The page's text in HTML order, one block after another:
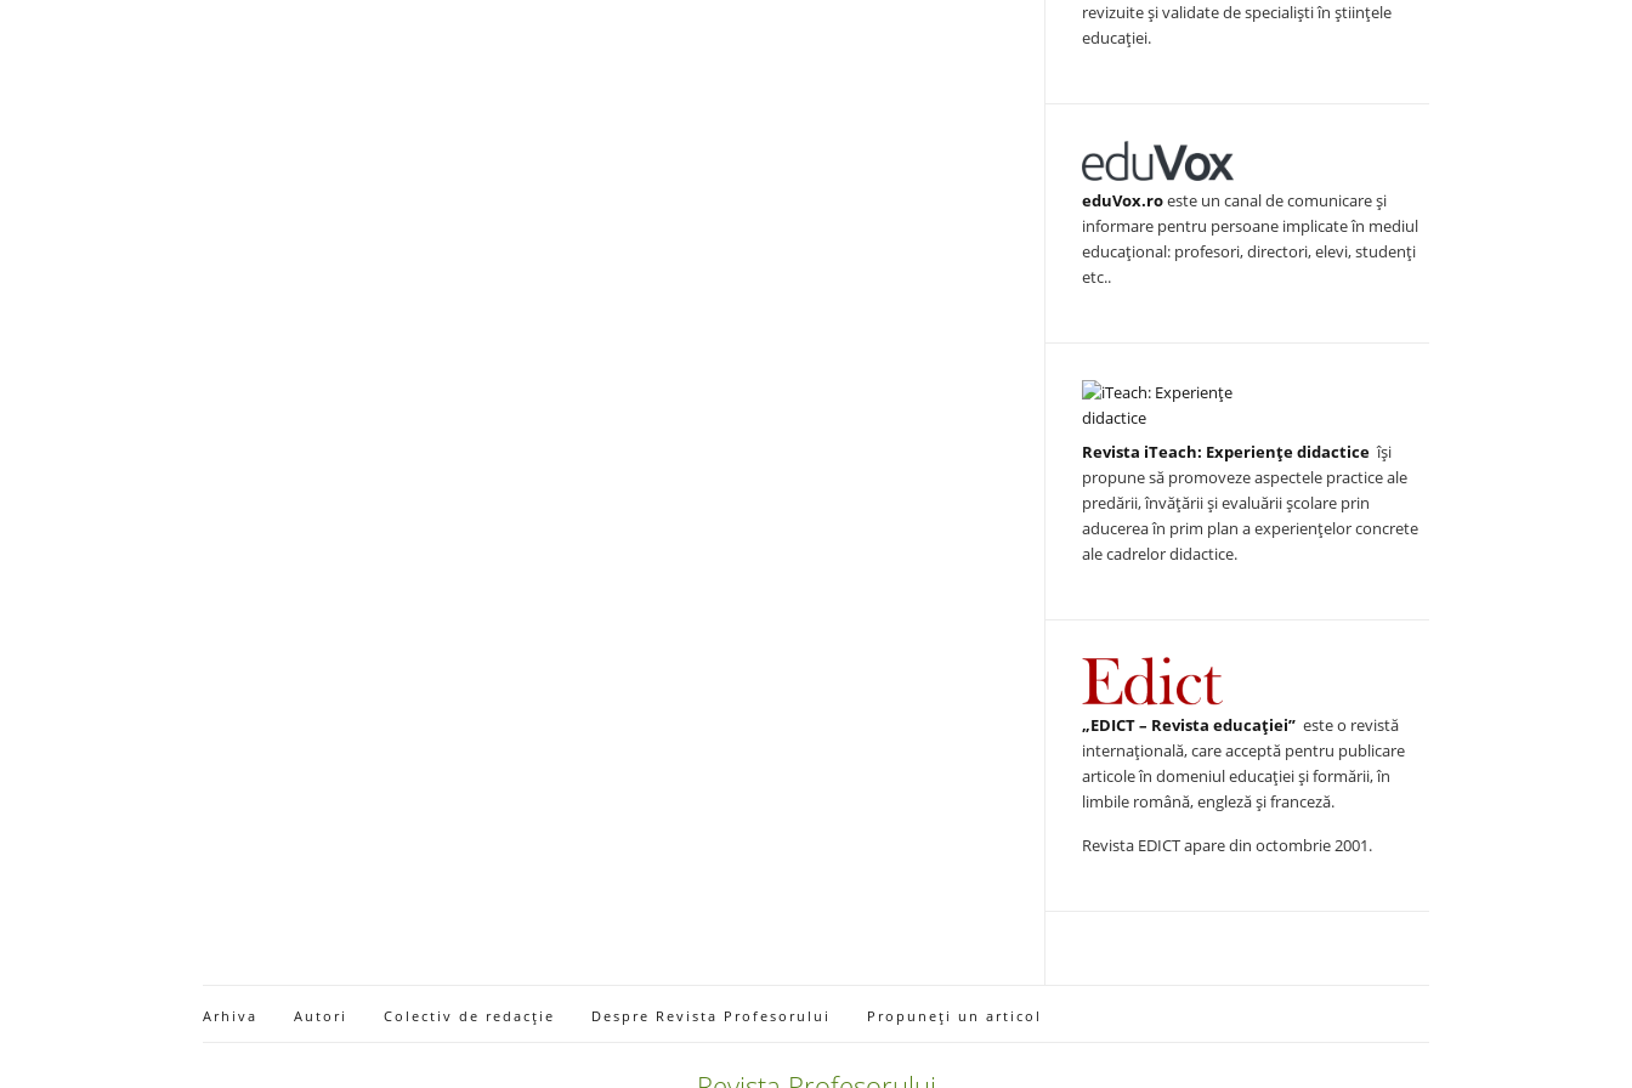
revizuite și validate de specialiști în științele
educației.
eduVox.roeste un canal de comunicare și
informare pentru persoane implicate în mediul
educațional: profesori, directori, elevi, studenți
etc..
Revista iTeach: Experienţe didactice îşi
propune să promoveze aspectele practice ale
predării, învăţării şi evaluării şcolare prin
aducerea în prim plan a experienţelor concrete
ale cadrelor didactice.
„EDICT – Revista educației” este o revistă
internațională, care acceptă pentru publicare
articole în domeniul educației și formării, în
limbile română, engleză și franceză.
Revista EDICT apare din octombrie 2001.
Arhiva Autori Colectiv de redacție Despre Revista Profesorului Propuneți un articol